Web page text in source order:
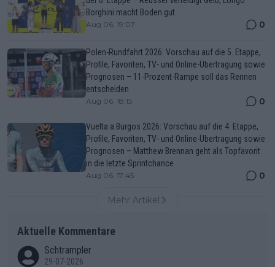
Borghini macht Boden gut
Aug 06, 19:07 0
Polen-Rundfahrt 2026: Vorschau auf die 5. Etappe,
Profile, Favoriten, TV- und Online-Übertragung sowie
Prognosen – 11-Prozent-Rampe soll das Rennen
entscheiden
Aug 06, 18:15 0
Vuelta a Burgos 2026: Vorschau auf die 4. Etappe,
Profile, Favoriten, TV- und Online-Übertragung sowie
Prognosen – Matthew Brennan geht als Topfavorit
in die letzte Sprintchance
Aug 06, 17:45 0
Mehr Artikel
Aktuelle Kommentare
Schtrampler
29-07-2026